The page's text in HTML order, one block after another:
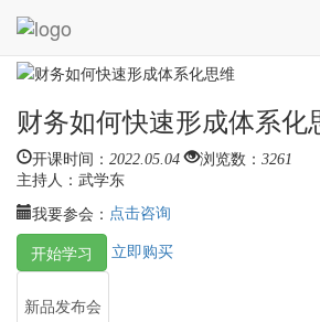
您目前的位置： 财务如
财务如何快速形成体系化
开课时间： 2022.05.04 浏览数： 3261
主持人： 武学东
我要参会： 点击咨询
开始学习
立即购买
新品发布会